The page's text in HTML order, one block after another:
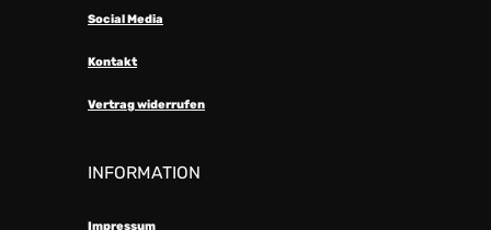
Social Media
Kontakt
Vertrag widerrufen
INFORMATION
Impressum